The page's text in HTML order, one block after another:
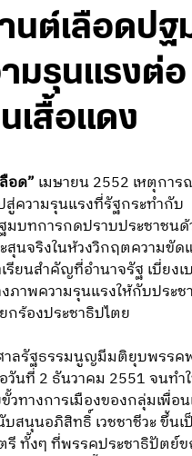
นต์เลือดปฐ
มรุนแรงต่
เสื้อแดง
อด” เมษายน 2552 เหตุกา
ความรุนแรงที่รัฐกระทำกับ
มบทการกดปราบประชาชนด้
สุนจริงในห้วงวิกฤตความขัด
รียนสำคัญที่อำนาจรัฐ เบี่ยงเ
ภาพความรุนแรงให้กับประช
กร้องประชาธิปไตย
าลรัฐธรรมนูญมีมติยุบพรรค
วันที่ 2 ธันวาคม 2551 จนทำ
วทางการเมืองของกลุ่มเพื่อน
สนุนอภิสิทธิ์ เวชชาชีวะ ขึ้นเ
รี ทั้งๆ ที่พรรคประชาธิปัตย์